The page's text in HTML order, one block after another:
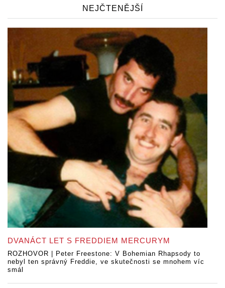
NEJČTENĚJŠÍ
DVANÁCT LET S FREDDIEM MERCURYM
ROZHOVOR | Peter Freestone: V Bohemian Rhapsody to
nebyl ten správný Freddie, ve skutečnosti se mnohem víc
smál